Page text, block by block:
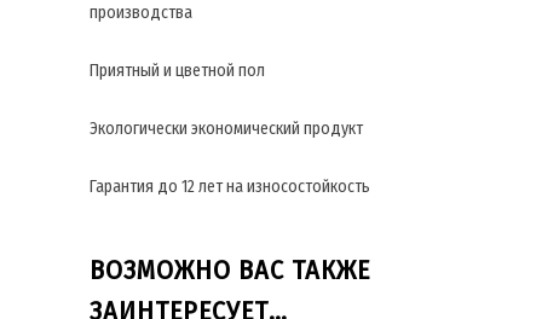
производства
Приятный и цветной пол
Экологически экономический продукт
Гарантия до 12 лет на износостойкость
ВОЗМОЖНО ВАС ТАКЖЕ
ЗАИНТЕРЕСУЕТ…